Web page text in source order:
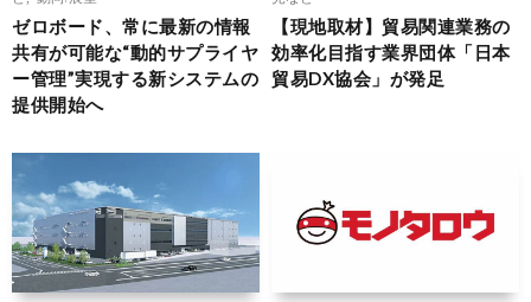
ゼロボード、常に最新の情報
共有が可能な“動的サプライヤ
ー管理”実現する新システムの
提供開始へ
【現地取材】貿易関連業務の
効率化目指す業界団体「日本
貿易DX協会」が発足